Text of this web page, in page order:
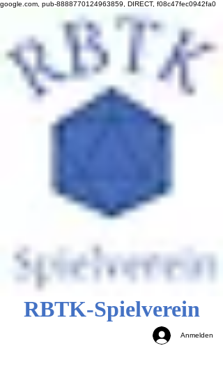
google.com, pub-8888770124963859, DIRECT, f08c47fec0942fa0
RBTK-Spielverein
Anmelden